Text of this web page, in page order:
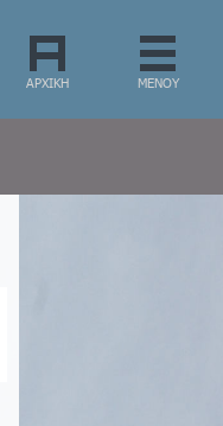
ΑΡΧΙΚΗ ΜΕΝΟΥ